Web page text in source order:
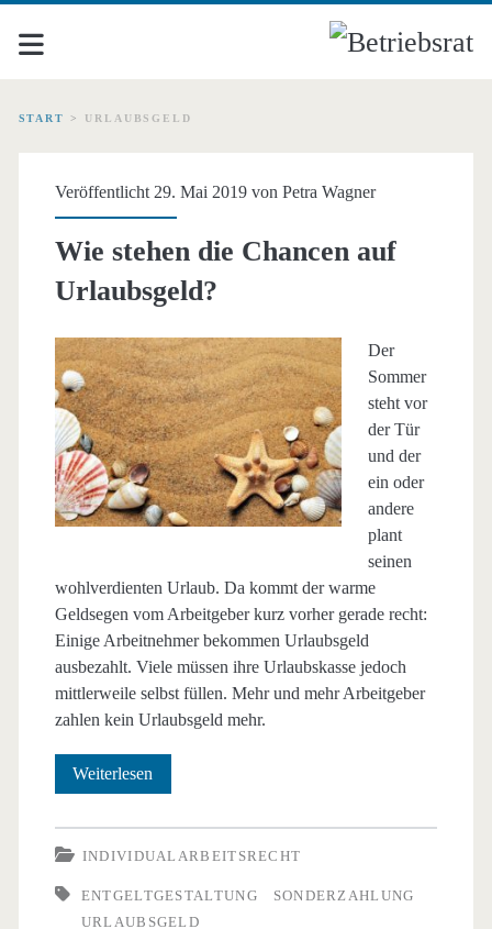
START > URLAUBSGELD
Schlagwort:
<span>Urlaubsgeld</
Veröffentlicht 29. Mai 2019 von Petra Wagner
Wie stehen die Chancen auf
Urlaubsgeld?
Der
Sommer
steht vor
der Tür
und der
ein oder
andere
plant
seinen
wohlverdienten Urlaub. Da kommt der warme
Geldsegen vom Arbeitgeber kurz vorher gerade recht:
Einige Arbeitnehmer bekommen Urlaubsgeld
ausbezahlt. Viele müssen ihre Urlaubskasse jedoch
mittlerweile selbst füllen. Mehr und mehr Arbeitgeber
zahlen kein Urlaubsgeld mehr.
Weiterlesen
die
Chancen
INDIVIDUALARBEITSRECHT
ENTGELTGESTALTUNG
SONDERZAHLUNG
URLAUBSGELD